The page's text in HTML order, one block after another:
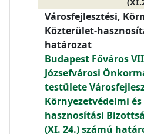
Városfejlesztési,
Közterület-
határozat
Budapest Főváros
Józsefvárosi
testülete
Környezetvédelmi
hasznosítási
(XI. 24.) számú